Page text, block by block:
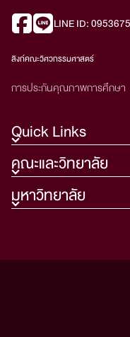
Quick Links
คณะและวิทยาลัย
มหาวิทยาลัย
LINE ID:
ลิงก์คณะวิศวกรรมศาสตร์
การประกันคุณภาพการศึกษา